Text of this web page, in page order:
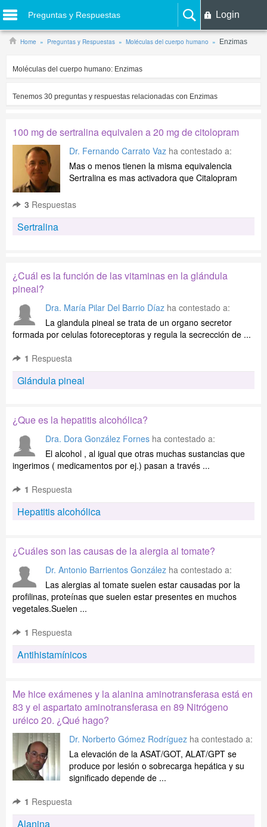
Preguntas y Respuestas Login
Home Preguntas y Respuestas Moléculas del cuerpo humano Enzimas
Moléculas del cuerpo humano: Enzimas
Tenemos 30 preguntas y respuestas relacionadas con Enzimas
100 mg de sertralina equivalen a 20 mg de citolopram
Dr. Fernando Carrato Vaz ha contestado a:
Mas o menos tienen la misma equivalencia
Sertralina es mas activadora que Citalopram
3 Respuestas
Sertralina
¿Cuál es la función de las vitaminas en la glándula
pineal?
Dra. María Pilar Del Barrio Díaz ha contestado a:
La glandula pineal se trata de un organo secretor
formada por celulas fotoreceptoras y regula la secrección de ...
1 Respuesta
Glándula pineal
¿Que es la hepatitis alcohólica?
Dra. Dora González Fornes ha contestado a:
El alcohol , al igual que otras muchas sustancias que
ingerimos ( medicamentos por ej.) pasan a través ...
1 Respuesta
Hepatitis alcohólica
¿Cuáles son las causas de la alergia al tomate?
Dr. Antonio Barrientos González ha contestado a:
Las alergias al tomate suelen estar causadas por la
profilinas, proteínas que suelen estar presentes en muchos
vegetales.Suelen ...
1 Respuesta
Antihistamínicos
Me hice exámenes y la alanina aminotransferasa está en
83 y el aspartato aminotransferasa en 89 Nitrógeno
uréico 20. ¿Qué hago?
Dr. Norberto Gómez Rodríguez ha contestado a:
La elevación de la ASAT/GOT, ALAT/GPT se
produce por lesión o sobrecarga hepática y su
significado depende de ...
1 Respuesta
Alanina